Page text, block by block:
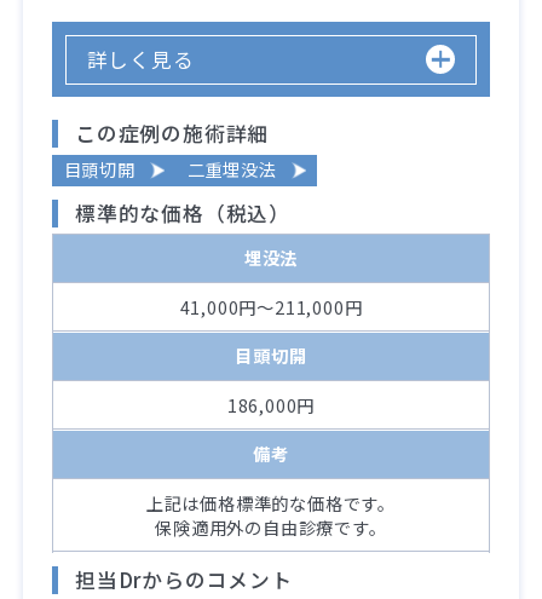
詳しく見る
この症例の施術詳細
目頭切開 二重埋没法
標準的な価格（税込）
埋没法
41,000円～211,000円
目頭切開
186,000円
備考
上記は価格標準的な価格です。
保険適用外の自由診療です。
担当Drからのコメント